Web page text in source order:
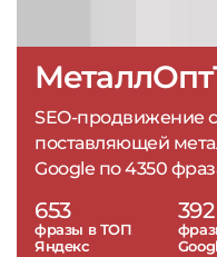
SEO-продвижение
поставляющей
Google по 4350
653
фразы в ТОП
Яндекс
392